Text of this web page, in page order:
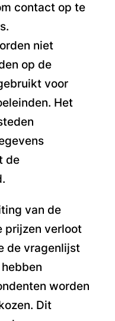
contact op te
niet
op de
voor
Het
de
van de
prijzen verloot
de vragenlijst
worden
Dit